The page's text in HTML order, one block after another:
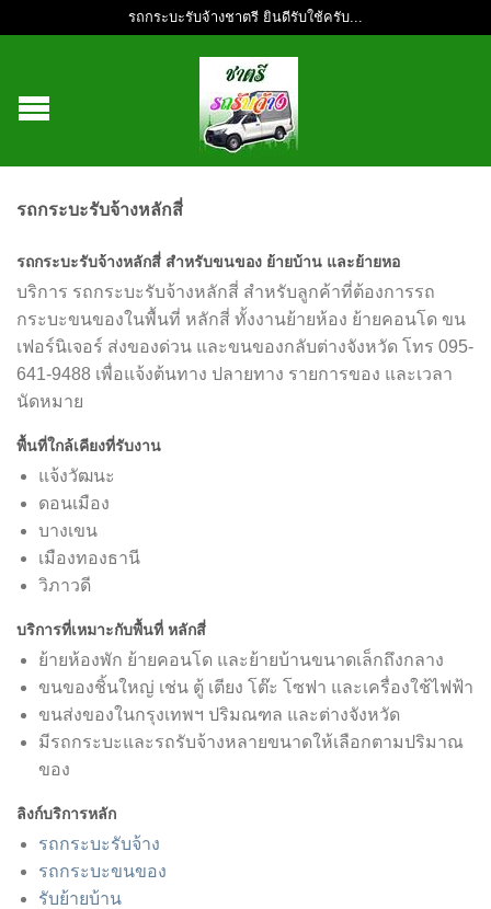
รถกระบะรับจ้างชาตรี ยินดีรับใช้ครับ...
รถกระบะรับจ้างหลักสี่
รถกระบะรับจ้างหลักสี่ สำหรับขนของ ย้ายบ้าน และย้ายหอ
บริการ รถกระบะรับจ้างหลักสี่ สำหรับลูกค้าที่ต้องการรถ
กระบะขนของในพื้นที่ หลักสี่ ทั้งงานย้ายห้อง ย้ายคอนโด ขน
เฟอร์นิเจอร์ ส่งของด่วน และขนของกลับต่างจังหวัด โทร 095-
641-9488 เพื่อแจ้งต้นทาง ปลายทาง รายการของ และเวลา
นัดหมาย
พื้นที่ใกล้เคียงที่รับงาน
แจ้งวัฒนะ
ดอนเมือง
บางเขน
เมืองทองธานี
วิภาวดี
บริการที่เหมาะกับพื้นที่ หลักสี่
ย้ายห้องพัก ย้ายคอนโด และย้ายบ้านขนาดเล็กถึงกลาง
ขนของชิ้นใหญ่ เช่น ตู้ เตียง โต๊ะ โซฟา และเครื่องใช้ไฟฟ้า
ขนส่งของในกรุงเทพฯ ปริมณฑล และต่างจังหวัด
มีรถกระบะและรถรับจ้างหลายขนาดให้เลือกตามปริมาณ
ของ
ลิงก์บริการหลัก
รถกระบะรับจ้าง
รถกระบะขนของ
รับย้ายบ้าน